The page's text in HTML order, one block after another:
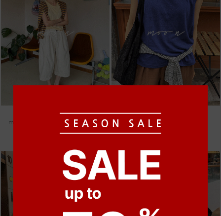
●
m_헤세드 스티치 데님팬츠 [4차 재입고]
87,000원
●
m_마무 린넨 나시 [4차 재입고]
28,000원